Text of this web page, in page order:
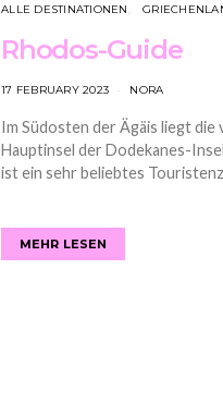
ALLE DESTINATIONEN
Rhodos-Guide
17 FEBRUARY 2023 NORA
Im Südosten der Ägäis liegt
Hauptinsel der Dodekanes-
ist ein sehr beliebtes
MEHR LESEN